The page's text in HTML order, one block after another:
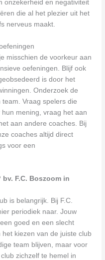
onzekerheid en negativiteit
die al het plezier uit het
nerveus maakt.
misschien de voorkeur aan
oefeningen. Blijf ook
is door het
Onderzoek de
Vraag spelers die
mening, vraag het aan
aan andere coaches. Bij
coaches altijd direct
voor een
F.C. Boszoom in
is belangrijk. Bij F.C.
periodiek naar. Jouw
goed en een slecht
kiezen van de juiste club
team blijven, maar voor
zichzelf te hemel in